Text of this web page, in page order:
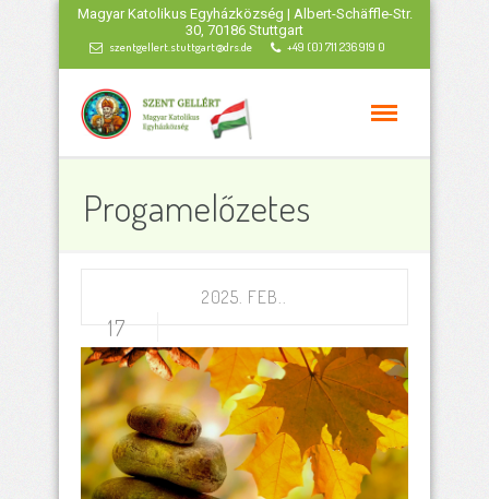
Magyar Katolikus Egyházközség | Albert-Schäffle-Str.
30, 70186 Stuttgart
szentgellert.stuttgart@drs.de +49 (0) 711 236 919 0
Progamelőzetes
2025. FEB..
17